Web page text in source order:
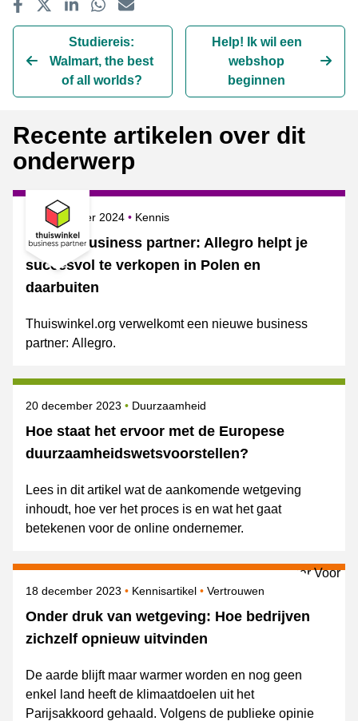
Delen op Facebook
TweetDelen op LinkedIn
Delen op WhatsApp
E-mailadres
Studiereis:
Walmart, the best
of all worlds?
Help! Ik wil een
webshop
beginnen
Recente artikelen over dit
onderwerp
Nieuwe business partner: Allegro helpt je
succesvol te verkopen in Polen en
daarbuiten
Gepubliceerd op
18 september 2024 Onderwerpen
Kennis
Thuiswinkel.org verwelkomt een nieuwe business
partner: Allegro.
Hoe staat het ervoor met de Europese
duurzaamheidswetsvoorstellen?
Gepubliceerd op
20 december 2023 Onderwerpen
Duurzaamheid
Lees in dit artikel wat de aankomende wetgeving
inhoudt, hoe ver het proces is en wat het gaat
betekenen voor de online ondernemer.
Onder druk van wetgeving: Hoe bedrijven
zichzelf opnieuw uitvinden
Gepubliceerd op
18 december 2023 Kennisartikel Onderwerpen
Vertrouwen
De aarde blijft maar warmer worden en nog geen
enkel land heeft de klimaatdoelen uit het
Parijsakkoord gehaald. Volgens de publieke opinie